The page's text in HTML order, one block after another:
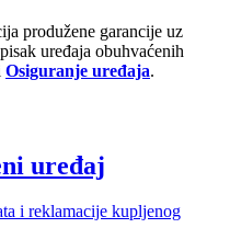
produžene garancije uz
uređaja obuhvaćenih
Osiguranje uređaja.
uređaj
i reklamacije kupljenog